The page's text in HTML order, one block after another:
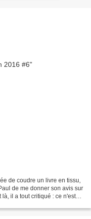
de coudre un livre en tissu,
de me donner son avis sur
il a tout critiqué : ce n'est